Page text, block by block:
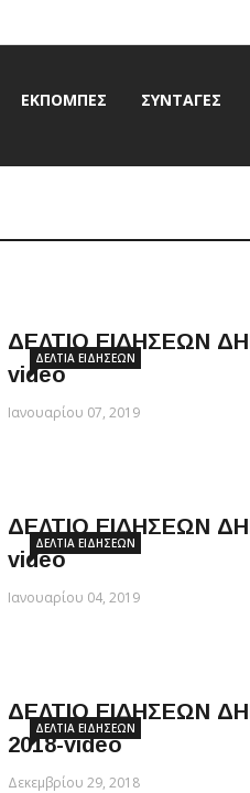
ΕΚΠΟΜΠΈΣ ΣΥΝΤΑΓΈΣ
ΔΕΛΤΊΑ ΕΙΔΉΣΕΩΝ
ΔΕΛΤΙΟ ΕΙΔΗΣΕΩΝ
video
Ιανουαρίου 07, 2019
ΔΕΛΤΊΑ ΕΙΔΉΣΕΩΝ
ΔΕΛΤΙΟ ΕΙΔΗΣΕΩΝ
video
Ιανουαρίου 04, 2019
ΔΕΛΤΊΑ ΕΙΔΉΣΕΩΝ
ΔΕΛΤΙΟ ΕΙΔΗΣΕΩΝ
2018-video
Δεκεμβρίου 29, 2018